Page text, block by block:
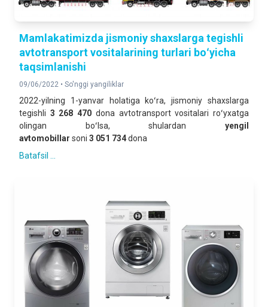
Mamlakatimizda jismoniy shaxslarga tegishli
avtotransport vositalarining turlari boʻyicha
taqsimlanishi
09/06/2022 • So'nggi yangiliklar
2022-yilning 1-yanvar holatiga koʻra, jismoniy shaxslarga
tegishli 3 268 470 dona avtotransport vositalari roʻyxatga
olingan boʻlsa, shulardan yengil
avtomobillar soni 3 051 734dona
Batafsil ...